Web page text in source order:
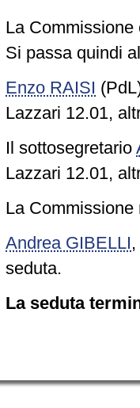
La Commissione
Si passa quindi
Enzo RAISI
Lazzari 12.01,
Il sottosegretario
Lazzari 12.01,
La
Andrea GIBELLI,
seduta.
La seduta